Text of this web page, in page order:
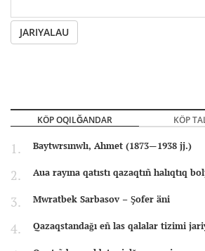
JARIYALAU
KÖP OQILĞANDAR KÖP
Baytwrsınwlı, Ahmet (1873—1938 jj.)
Aua rayına qatıstı qazaqtıñ halıqtıq
Mwratbek Sarbasov – Şofer äni
Qazaqstandağı eñ las qalalar tizimi